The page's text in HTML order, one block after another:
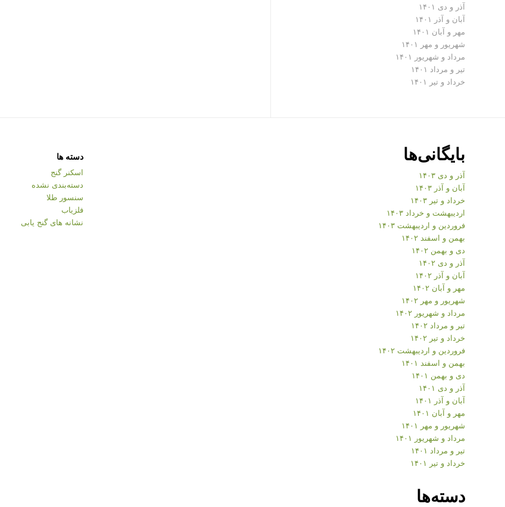
آذر و دی ۱۴۰۱
آبان و آذر ۱۴۰۱
مهر و آبان ۱۴۰۱
شهریور و مهر ۱۴۰۱
مرداد و شهریور ۱۴۰۱
تیر و مرداد ۱۴۰۱
خرداد و تیر ۱۴۰۱
بایگانی‌ها
آذر و دی ۱۴۰۳
آبان و آذر ۱۴۰۳
خرداد و تیر ۱۴۰۳
اردیبهشت و خرداد ۱۴۰۳
فروردین و اردیبهشت ۱۴۰۳
بهمن و اسفند ۱۴۰۲
دی و بهمن ۱۴۰۲
آذر و دی ۱۴۰۲
آبان و آذر ۱۴۰۲
مهر و آبان ۱۴۰۲
شهریور و مهر ۱۴۰۲
مرداد و شهریور ۱۴۰۲
تیر و مرداد ۱۴۰۲
خرداد و تیر ۱۴۰۲
فروردین و اردیبهشت ۱۴۰۲
بهمن و اسفند ۱۴۰۱
دی و بهمن ۱۴۰۱
آذر و دی ۱۴۰۱
آبان و آذر ۱۴۰۱
مهر و آبان ۱۴۰۱
شهریور و مهر ۱۴۰۱
مرداد و شهریور ۱۴۰۱
تیر و مرداد ۱۴۰۱
خرداد و تیر ۱۴۰۱
دسته‌ها
دسته ها
اسکنر گنج
دسته‌بندی نشده
سنسور طلا
فلزیاب
نشانه های گنج یابی